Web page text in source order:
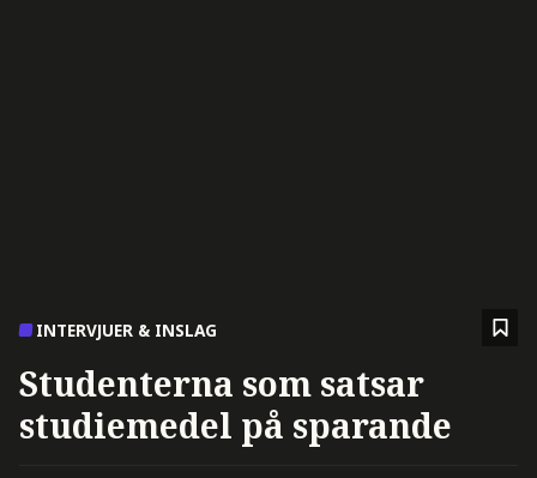
INTERVJUER & INSLAG
Studenterna som satsar
studiemedel på sparande